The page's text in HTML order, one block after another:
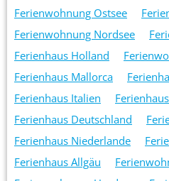
Ferienwohnung Ostsee
Ferienwohnung Nordsee
Ferienhaus Holland
Ferienhaus Mallorca
Ferienhaus Italien
Ferienhaus Deutschland
Ferienhaus Niederlande
Ferienhaus Allgäu